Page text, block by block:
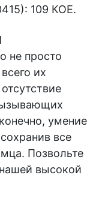
109 КОЕ.
не просто
их
умение
все
Позвольте
высокой